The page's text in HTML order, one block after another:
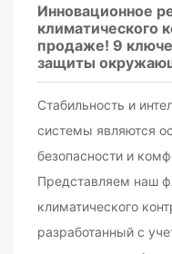
Инновационное
климатического
продаже! 9
защиты
Стабильность и
системы являются
безопасности и
Представляем наш
климатического
разработанный с